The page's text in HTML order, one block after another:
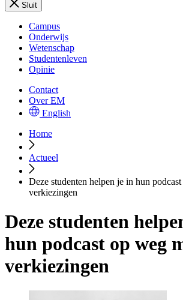
Sluit
Campus
Onderwijs
Wetenschap
Studentenleven
Opinie
Contact
Over EM
English
Home
Actueel
Deze studenten helpen je in hun
verkiezingen
Deze studenten
hun podcast op weg
verkiezingen